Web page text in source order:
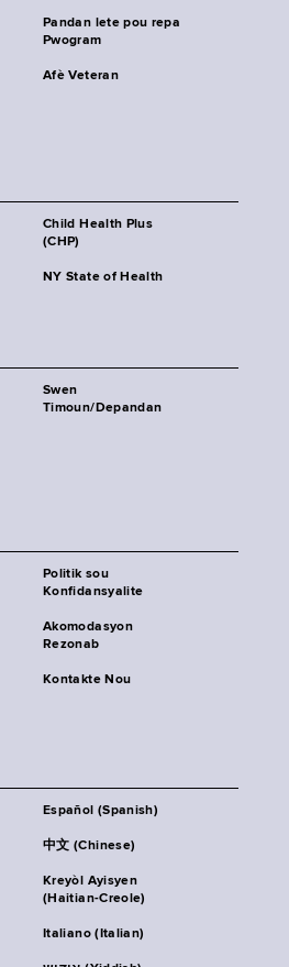
Pandan lete pou repa
Pwogram
Afè Veteran
Child Health Plus
(CHP)
NY State of Health
Swen
Timoun/Depandan
Politik sou
Konfidansyalite
Akomodasyon
Rezonab
Kontakte Nou
Español (Spanish)
中文 (Chinese)
Kreyòl Ayisyen
(Haitian-Creole)
Italiano (Italian)